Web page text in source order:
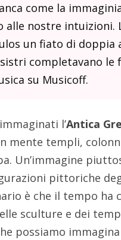
come la
alle nostre
un fiato di doppia
completavano le
su Musicoff.
l’Antica
mente templi,
Un’immagine
pittoriche
è che il tempo
sculture e dei
possiamo